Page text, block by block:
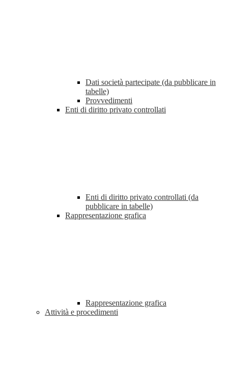
Dati società partecipate (da pubblicare in
tabelle)
Provvedimenti
Enti di diritto privato controllati
Enti di diritto privato controllati (da
pubblicare in tabelle)
Rappresentazione grafica
Rappresentazione grafica
Attività e procedimenti